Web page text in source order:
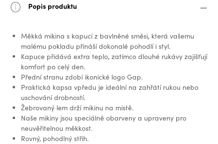
Popis produktu
Měkká mikina s kapucí z bavlněné směsi, která vašemu
malému pokladu přináší dokonalé pohodlí i styl.
Kapuce přidává extra teplo, zatímco dlouhé rukávy zajišťují
komfort po celý den.
Přední stranu zdobí ikonické logo Gap.
Praktická kapsa vpředu je ideální na zahřátí rukou nebo
uschování drobností.
Žebrovaný lem drží mikinu na místě.
Naše mikiny jsou speciálně obarveny a upraveny pro
neuvěřitelnou měkkost.
Rovný, pohodlný střih.